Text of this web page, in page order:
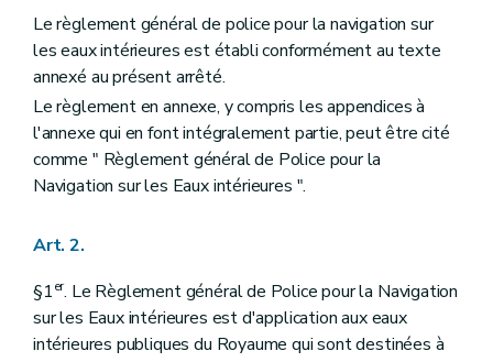
Le règlement général de police pour la navigation sur
les eaux intérieures est établi conformément au texte
annexé au présent arrêté.
Le règlement en annexe, y compris les appendices à
l'annexe qui en font intégralement partie, peut être cité
comme " Règlement général de Police pour la
Navigation sur les Eaux intérieures ".
Art. 2.
§1er. Le Règlement général de Police pour la Navigation
sur les Eaux intérieures est d'application aux eaux
intérieures publiques du Royaume qui sont destinées à